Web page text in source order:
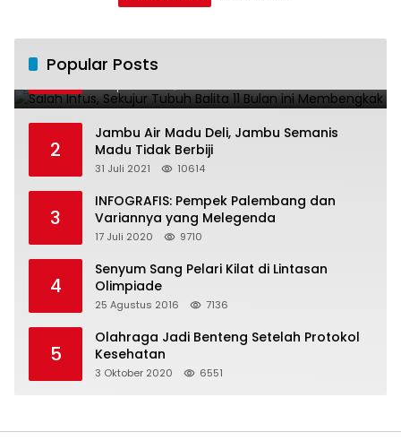
Popular Posts
1
ini Membengkak
2
Jambu Air Madu Deli, Jambu Semanis
Madu Tidak Berbiji
31 Juli 2021 10614
3
INFOGRAFIS: Pempek Palembang dan
Variannya yang Melegenda
17 Juli 2020 9710
4
Senyum Sang Pelari Kilat di Lintasan
Olimpiade
25 Agustus 2016 7136
5
Olahraga Jadi Benteng Setelah Protokol
Kesehatan
3 Oktober 2020 6551